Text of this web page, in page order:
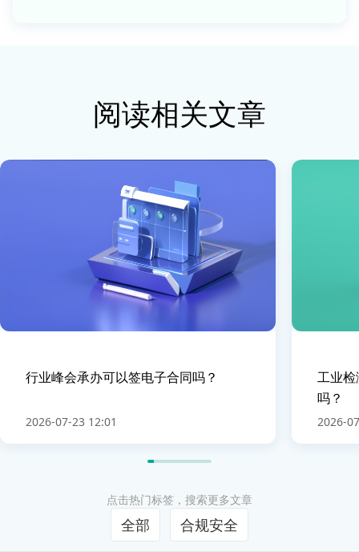
阅读相关文章
行业峰会承办可以签电子合同吗？
2026-07-23 12:01
工业
吗？
2026-
点击热门标签，搜索更多文章
全部 合规安全